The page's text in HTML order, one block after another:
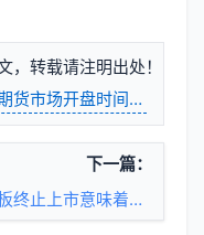
，转载请注明出处！
货市场开盘时间如何安排
下一篇：
新三板终止上市意味着什么